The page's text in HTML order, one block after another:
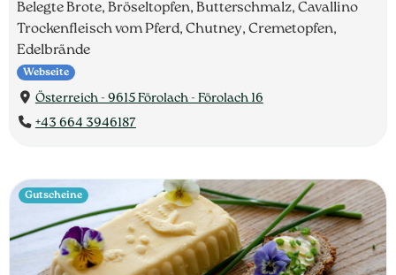
Belegte Brote, Bröseltopfen, Butterschmalz, Cavallino
Trockenfleisch vom Pferd, Chutney, Cremetopfen,
Edelbrände
Webseite
Österreich - 9615 Förolach - Förolach 16
+43 664 3946187
Gutscheine